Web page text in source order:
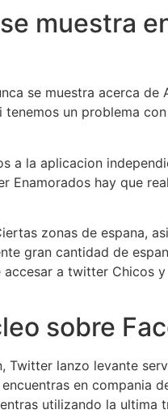
muestra
se muestra acerca
un problema
a la aplicacion
Enamorados hay que
zonas de espana,
gran cantidad de
a twitter Chicos
sobre
lanzo levante
en compania
utilizando la